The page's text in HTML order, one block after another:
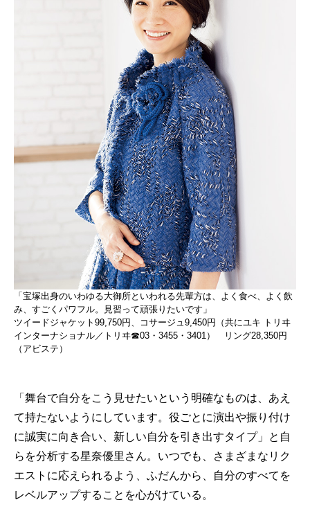
「宝塚出身のいわゆる大御所といわれる先輩方は、よく食べ、よく飲
み、すごくパワフル。見習って頑張りたいです」
ツイードジャケット99,750円、コサージュ9,450円（共にユキ トリヰ
インターナショナル／トリヰ☎03・3455・3401） リング28,350円
（アビステ）
「舞台で自分をこう見せたいという明確なものは、あえ
て持たないようにしています。役ごとに演出や振り付け
に誠実に向き合い、新しい自分を引き出すタイプ」と自
らを分析する星奈優里さん。いつでも、さまざまなリク
エストに応えられるよう、ふだんから、自分のすべてを
レベルアップすることを心がけている。